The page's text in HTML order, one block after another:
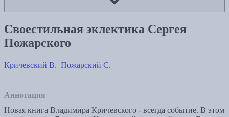
Своестильная эклектика Сергея
Пожарского
Кричевский В. Пожарский С.
Аннотация
Новая книга Владимира Кричевского - всегда событие. В этом